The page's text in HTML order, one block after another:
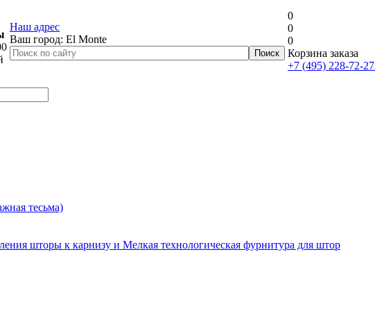
Наш адрес
Ваш город: El Monte
0
0
0
Корзина заказа
+7 (495) 228-72-27
тесьма)
шторы к карнизу и Мелкая технологическая фурнитура для штор